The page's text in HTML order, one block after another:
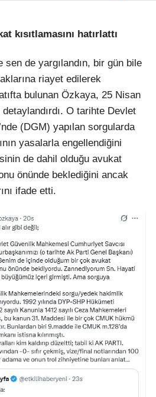
kısıtlamasını hatırlattı
sen de yargılandın, bir gün bile
riayet edilerek
bulunan Özkaya, 25 Nisan
O tarihte Devlet
(DGM) yapılan sorgularda
yasalarla engellendiğini
de dahil olduğu avukat
önünde beklediğini ancak
ifade etti.